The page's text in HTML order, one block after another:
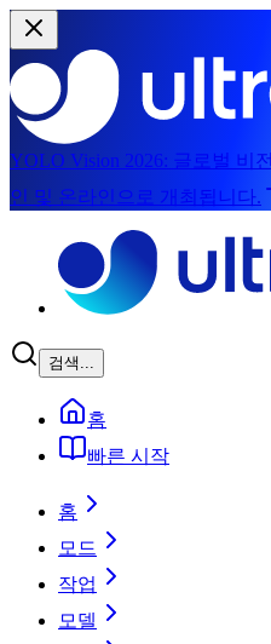
YOLO Vision 2026: 글로벌 비
인 및 온라인으로 개최됩니다.
검색...
홈
빠른 시작
홈
모드
작업
모델